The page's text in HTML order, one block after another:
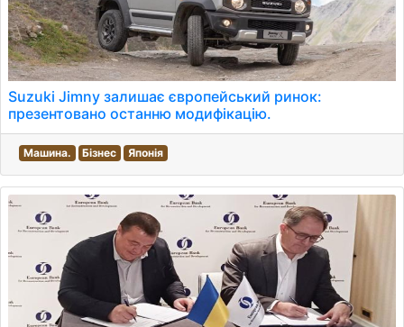
Suzuki Jimny залишає європейський ринок:
презентовано останню модифікацію.
Машина. Бізнес Японія